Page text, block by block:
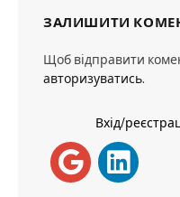
ЗАЛИШИТИ
Щоб відправити
авторизуватись.
Вхід/